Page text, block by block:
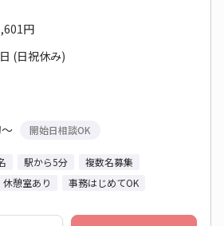
円
(日祝休み)
開始日相談OK
駅から5分
複数名募集
休憩室あり 事務はじめてOK